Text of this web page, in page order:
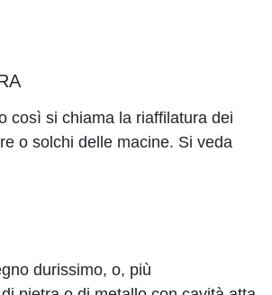
così si chiama la riaffilatura dei
o solchi delle macine. Si veda
durissimo, o, più